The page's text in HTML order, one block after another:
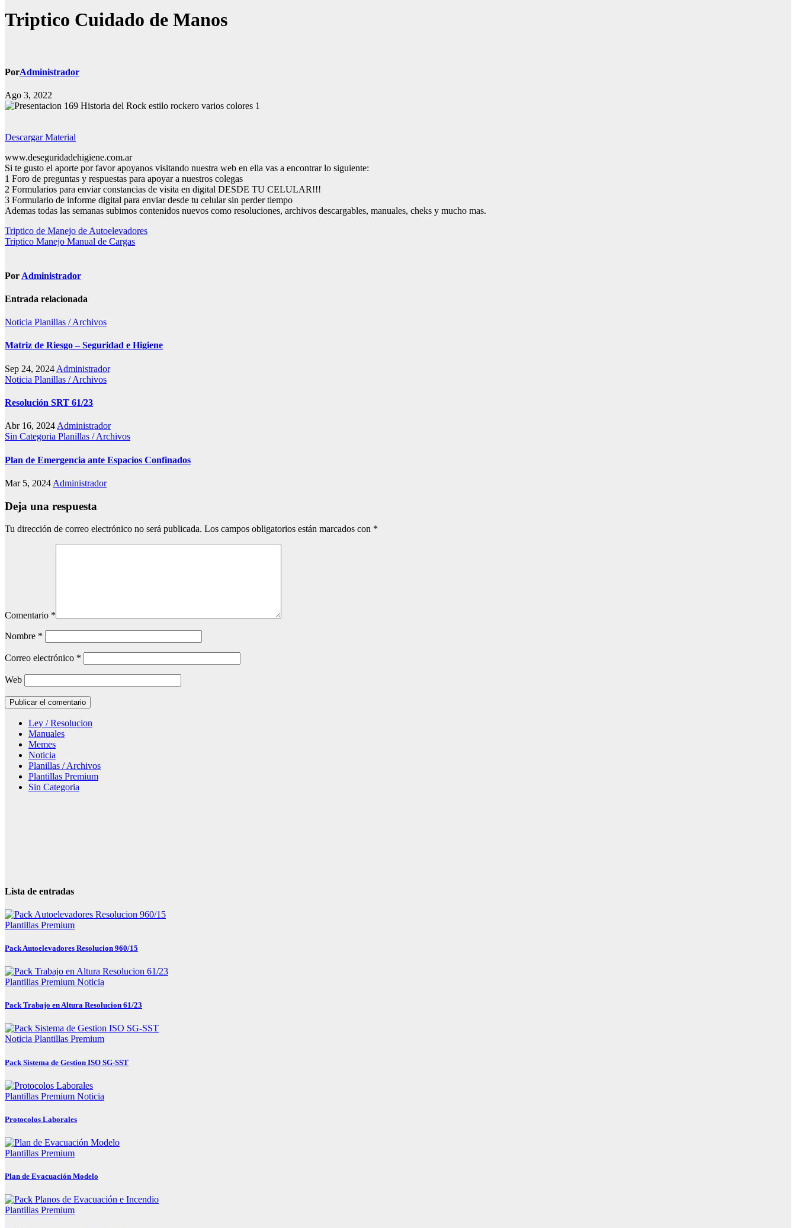
Triptico Cuidado de Manos
PorAdministrador
Ago 3, 2022
Descargar Material
www.deseguridadehigiene.com.ar
Si te gusto el aporte por favor apoyanos visitando nuestra web en ella vas a encontrar lo siguiente:
1 Foro de preguntas y respuestas para apoyar a nuestros colegas
2 Formularios para enviar constancias de visita en digital DESDE TU CELULAR!!!
3 Formulario de informe digital para enviar desde tu celular sin perder tiempo
Ademas todas las semanas subimos contenidos nuevos como resoluciones, archivos descargables, manuales, cheks y mucho mas.
Navegación
de
Triptico de Manejo de Autoelevadores
Triptico Manejo Manual de Cargas
Por Administrador
Entrada relacionada
Noticia Planillas / Archivos
Matriz de Riesgo – Seguridad e Higiene
Sep 24, 2024 Administrador
Noticia Planillas / Archivos
Resolución SRT 61/23
Abr 16, 2024 Administrador
Sin Categoria Planillas / Archivos
Plan de Emergencia ante Espacios Confinados
Mar 5, 2024 Administrador
Deja una respuesta
Tu dirección de correo electrónico no será publicada. Los campos obligatorios están marcados con *
Comentario *
Nombre *
Correo electrónico *
Web
Ley / Resolucion
Manuales
Memes
Noticia
Planillas / Archivos
Plantillas Premium
Sin Categoria
Lista de entradas
Plantillas Premium
Pack Autoelevadores Resolucion 960/15
Plantillas Premium Noticia
Pack Trabajo en Altura Resolucion 61/23
Noticia Plantillas Premium
Pack Sistema de Gestion ISO SG-SST
Plantillas Premium Noticia
Protocolos Laborales
Plantillas Premium
Plan de Evacuación Modelo
Plantillas Premium